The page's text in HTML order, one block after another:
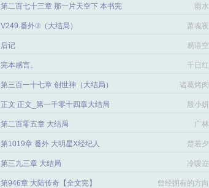
第二百七十三章 那一片天空下 本书完 雨水
V249.番外⑨（大结局） 萧魂夜
后记 易语空
完本感言。 千日红
第三百一十七章 创世神（大结局） 诸葛烤肉
正文 正文_第一千零十四章大结局 殷小妍
第二百零五章 大结局 广林
第1019章 番外 大明星X经纪人 楚若夕
第三九三章 大结局 冷嗳迩
第946章 大陆传奇【全文完】 曾经拥有的方向